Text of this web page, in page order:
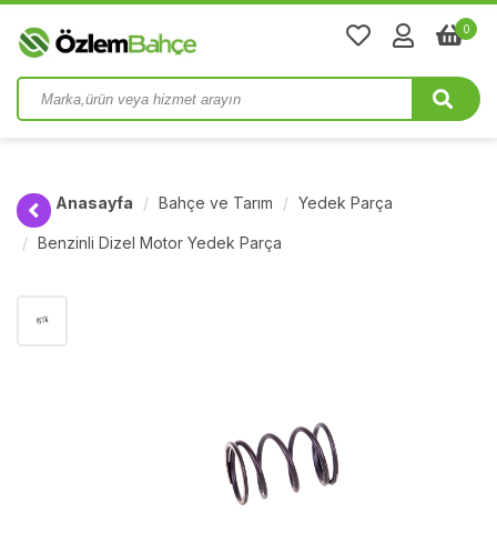
0
Anasayfa Bahçe ve Tarım Yedek Parça
Benzinli Dizel Motor Yedek Parça